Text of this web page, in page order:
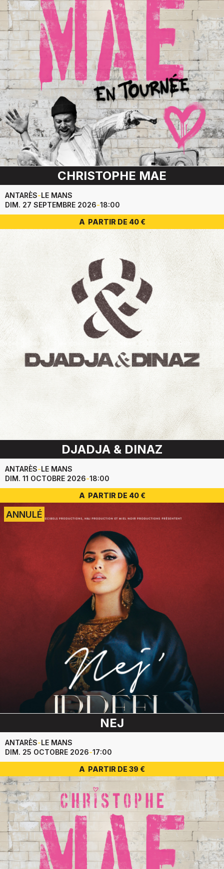
CHRISTOPHE MAE
ANTARÈS-LE MANS
DIM. 27 SEPTEMBRE 2026-18:00
A PARTIR DE 40 €
DJADJA & DINAZ
ANTARÈS-LE MANS
DIM. 11 OCTOBRE 2026-18:00
A PARTIR DE 40 €
ANNULÉ
NEJ
ANTARÈS-LE MANS
DIM. 25 OCTOBRE 2026-17:00
A PARTIR DE 39 €